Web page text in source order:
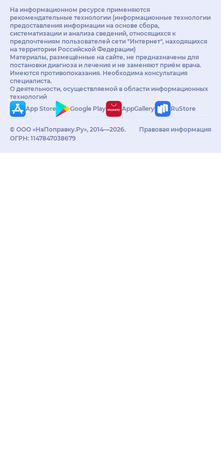
На информационном ресурсе применяются
рекомендательные технологии (информационные технологии
предоставления информации на основе сбора,
систематизации и анализа сведений, относящихся к
предпочтениям пользователей сети "Интернет", находящихся
на территории Российской Федерации)
Материалы, размещённые на сайте, не предназначены для
постановки диагноза и лечения и не заменяют приём врача.
Имеются противопоказания. Необходима консультация
специалиста.
О деятельности, осуществляемой в области информационных
технологий
App Store
Google Play AppGallery RuStore
© ООО «НаПоправку.Ру», 2014—2026.
ОГРН: 1147847038679
Правовая информация